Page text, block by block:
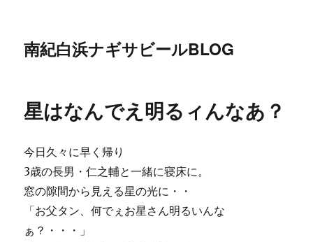
南紀白浜ナギサビールBLOG
星はなんでえ明るィんなあ？
今日久々に早く帰り
3歳の長男・仁之輔と一緒に寝床に。
窓の隙間から見える星の光に・・
「お父タン、何でぇお星さん明るいんな
ぁ？・・・」